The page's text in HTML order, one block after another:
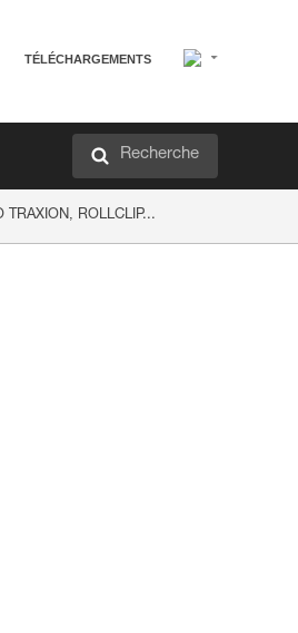
TÉLÉCHARGEMENTS
Recherche
ROLLCLIP...